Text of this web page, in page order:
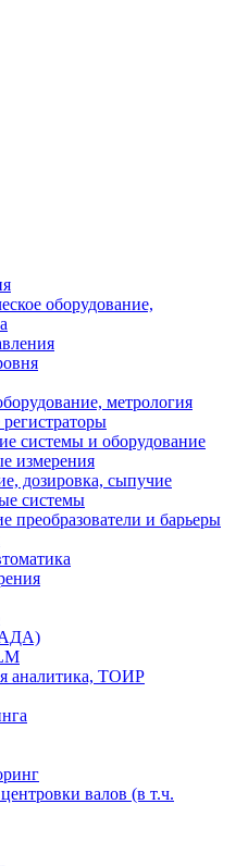
оборудование,
метрология
системы и оборудование
измерения
дозировка, сыпучие
системы
и барьеры
аналитика, ТОИР
валов (в т.ч.